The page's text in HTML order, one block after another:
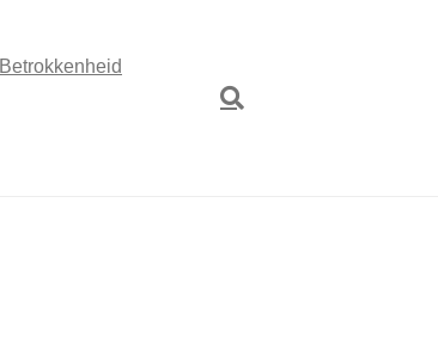
Betrokkenheid